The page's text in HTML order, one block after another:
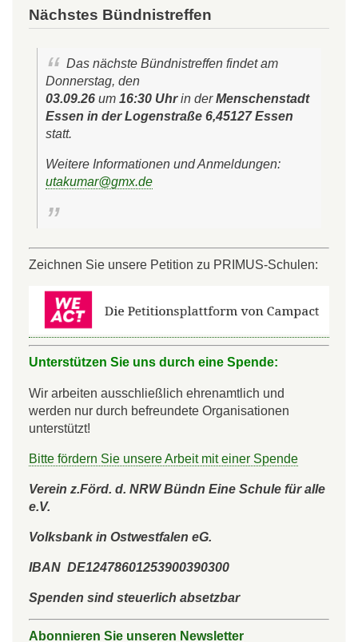
Nächstes Bündnistreffen
Das nächste Bündnistreffen findet am
Donnerstag, den
03.09.26 um 16:30 Uhrin derMenschenstadt
Essen in der Logenstraße 6,45127 Essen
statt.
Weitere Informationen und Anmeldungen:
utakumar@gmx.de
Zeichnen Sie unsere Petition zu PRIMUS-Schulen:
Unterstützen Sie uns durch eine Spende:
Wir arbeiten ausschließlich ehrenamtlich und
werden nur durch befreundete Organisationen
unterstützt!
Bitte fördern Sie unsere Arbeit mit einer Spende
Verein z.Förd. d. NRW Bündn Eine Schule für alle
e.V.
Volksbank in Ostwestfalen eG.
IBAN DE12478601253900390300
Spenden sind steuerlich absetzbar
Abonnieren Sie unseren Newsletter